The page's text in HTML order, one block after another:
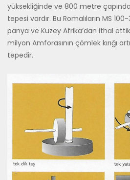
yüksekliğinde ve 800 metre
tepesi vardır. Bu Romalıların MS
panya ve Kuzey Afrika’dan ithal
milyon Am­forasının çömlek kırığı
tepedir.